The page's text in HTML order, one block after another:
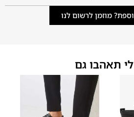
מוזמן לרשום לנו
תאהבו גם